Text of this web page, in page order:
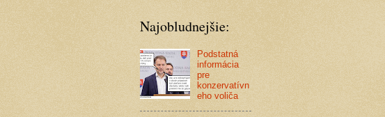
Najobludnejšie:
Podstatná
informácia
pre
konzervatívn
eho voliča